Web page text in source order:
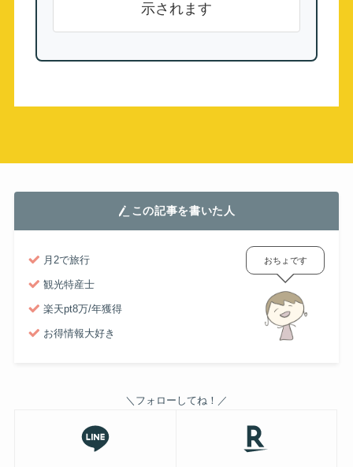
示されます
この記事を書いた人
月2で旅行
観光特産士
楽天pt8万/年獲得
お得情報大好き
おちょです
＼フォローしてね！／